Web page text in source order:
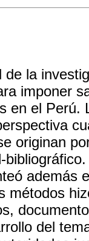
de la
imponer
en el Perú.
originan
además
métodos
del